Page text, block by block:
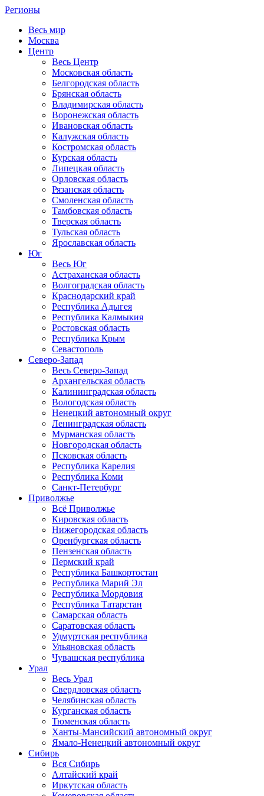
Регионы
Весь мир
Москва
Центр
Весь Центр
Московская область
Белгородская область
Брянская область
Владимирская область
Воронежская область
Ивановская область
Калужская область
Костромская область
Курская область
Липецкая область
Орловская область
Рязанская область
Смоленская область
Тамбовская область
Тверская область
Тульская область
Ярославская область
Юг
Весь Юг
Астраханская область
Волгоградская область
Краснодарский край
Республика Адыгея
Республика Калмыкия
Ростовская область
Республика Крым
Севастополь
Северо-Запад
Весь Северо-Запад
Архангельская область
Калининградская область
Вологодская область
Ненецкий автономный округ
Ленинградская область
Мурманская область
Новгородская область
Псковская область
Республика Карелия
Республика Коми
Санкт-Петербург
Приволжье
Всё Приволжье
Кировская область
Нижегородская область
Оренбургская область
Пензенская область
Пермский край
Республика Башкортостан
Республика Марий Эл
Республика Мордовия
Республика Татарстан
Самарская область
Саратовская область
Удмуртская республика
Ульяновская область
Чувашская республика
Урал
Весь Урал
Свердловская область
Челябинская область
Курганская область
Тюменская область
Ханты-Мансийский автономный округ
Ямало-Ненецкий автономный округ
Сибирь
Вся Сибирь
Алтайский край
Иркутская область